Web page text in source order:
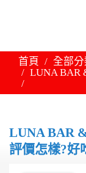
首頁 全部分
LUNA BAR
LUNA BAR
評價怎樣?好